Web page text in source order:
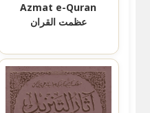
Azmat e-Quran
عظمت القران